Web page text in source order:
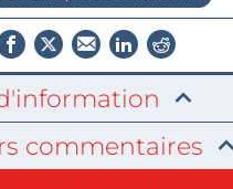
commentaires